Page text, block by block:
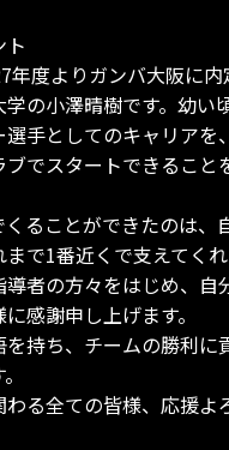
年度よりガンバ大阪に
学の小澤晴樹です。幼い
選手としてのキャリアを
でスタートできること
くることができたのは、
まで1番近くで支えてく
者の方々をはじめ、自
感謝申し上げます。
持ち、チームの勝利に
わる全ての皆様、応援よ